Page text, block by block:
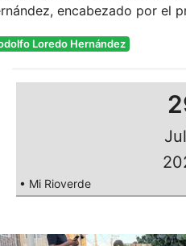
encabezado por el
Loredo Hernández
• Mi Rioverde